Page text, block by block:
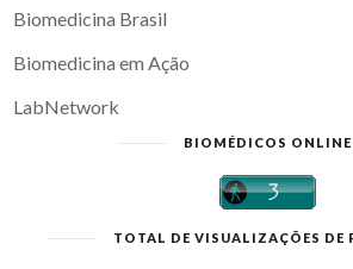
Biomedicina Brasil
Biomedicina em Ação
LabNetwork
BIOMÉDICOS ONLINE
TOTAL DE VISUALIZAÇÕES DE